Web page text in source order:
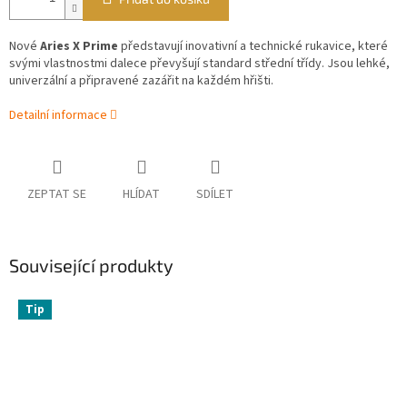
Nové Aries X Prime představují inovativní a technické rukavice, které
svými vlastnostmi dalece převyšují standard střední třídy. Jsou lehké,
univerzální a připravené zazářit na každém hřišti.
Detailní informace
ZEPTAT SE HLÍDAT SDÍLET
Související produkty
Tip